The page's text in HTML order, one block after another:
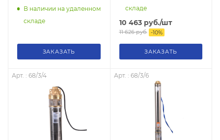
В наличии на удаленном
складе
ЗАКАЗАТЬ
складе
10 463руб./шт
11 626руб. -10%
ЗАКАЗАТЬ
Арт. : 68/3/4 Арт. : 68/3/6